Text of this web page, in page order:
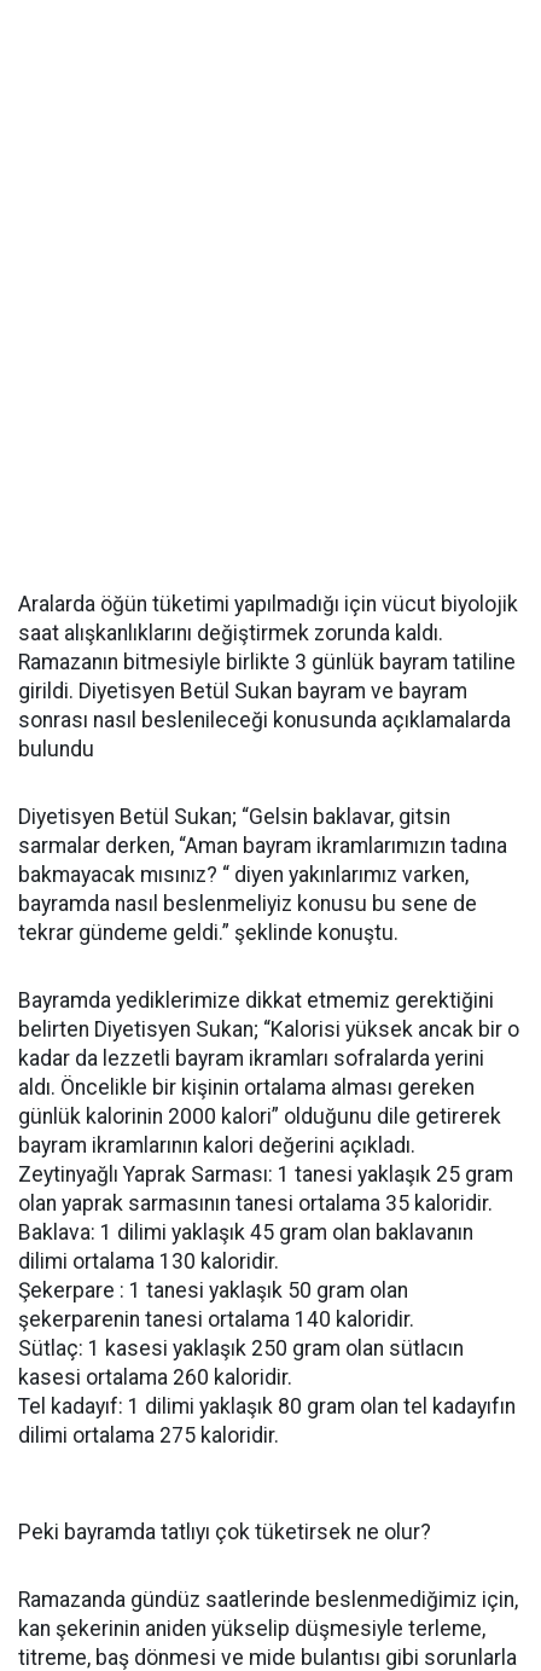
Aralarda öğün tüketimi yapılmadığı için vücut biyolojik
saat alışkanlıklarını değiştirmek zorunda kaldı.
Ramazanın bitmesiyle birlikte 3 günlük bayram tatiline
girildi. Diyetisyen Betül Sukan bayram ve bayram
sonrası nasıl beslenileceği konusunda açıklamalarda
bulundu
Diyetisyen Betül Sukan; “Gelsin baklavar, gitsin
sarmalar derken, “Aman bayram ikramlarımızın tadına
bakmayacak mısınız? “ diyen yakınlarımız varken,
bayramda nasıl beslenmeliyiz konusu bu sene de
tekrar gündeme geldi.” şeklinde konuştu.
Bayramda yediklerimize dikkat etmemiz gerektiğini
belirten Diyetisyen Sukan; “Kalorisi yüksek ancak bir o
kadar da lezzetli bayram ikramları sofralarda yerini
aldı. Öncelikle bir kişinin ortalama alması gereken
günlük kalorinin 2000 kalori” olduğunu dile getirerek
bayram ikramlarının kalori değerini açıkladı.
Zeytinyağlı Yaprak Sarması: 1 tanesi yaklaşık 25 gram
olan yaprak sarmasının tanesi ortalama 35 kaloridir.
Baklava: 1 dilimi yaklaşık 45 gram olan baklavanın
dilimi ortalama 130 kaloridir.
Şekerpare : 1 tanesi yaklaşık 50 gram olan
şekerparenin tanesi ortalama 140 kaloridir.
Sütlaç: 1 kasesi yaklaşık 250 gram olan sütlacın
kasesi ortalama 260 kaloridir.
Tel kadayıf: 1 dilimi yaklaşık 80 gram olan tel kadayıfın
dilimi ortalama 275 kaloridir.
Peki bayramda tatlıyı çok tüketirsek ne olur?
Ramazanda gündüz saatlerinde beslenmediğimiz için,
kan şekerinin aniden yükselip düşmesiyle terleme,
titreme, baş dönmesi ve mide bulantısı gibi sorunlarla